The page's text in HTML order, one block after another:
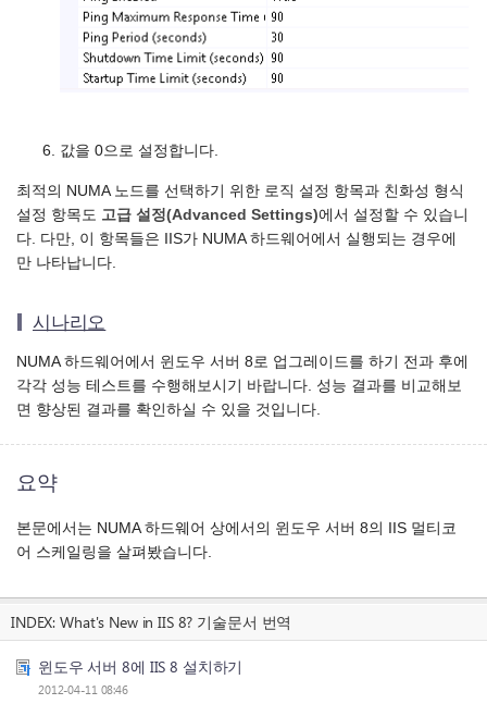
값을 0으로 설정합니다.
최적의 NUMA 노드를 선택하기 위한 로직 설정 항목과 친화성 형식
설정 항목도 고급 설정(Advanced Settings)에서 설정할 수 있습니
다. 다만, 이 항목들은 IIS가 NUMA 하드웨어에서 실행되는 경우에
만 나타납니다.
시나리오
NUMA 하드웨어에서 윈도우 서버 8로 업그레이드를 하기 전과 후에
각각 성능 테스트를 수행해보시기 바랍니다. 성능 결과를 비교해보
면 향상된 결과를 확인하실 수 있을 것입니다.
요약
본문에서는 NUMA 하드웨어 상에서의 윈도우 서버 8의 IIS 멀티코
어 스케일링을 살펴봤습니다.
INDEX:What's New in IIS 8? 기술문서 번역
윈도우 서버 8에 IIS 8 설치하기
2012-04-11 08:46